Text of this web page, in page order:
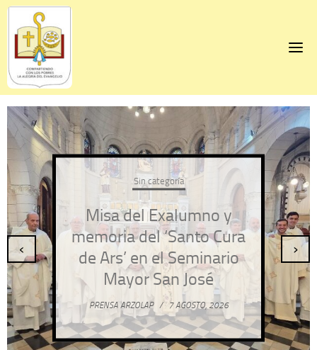
Skip
content
Sin categoría
Misa del Exalumno y
memoria del ‘Santo Cura
de Ars’ en el Seminario
Mayor San José
PRENSA ARZOLAP / 7 AGOSTO, 2026
‹ ›